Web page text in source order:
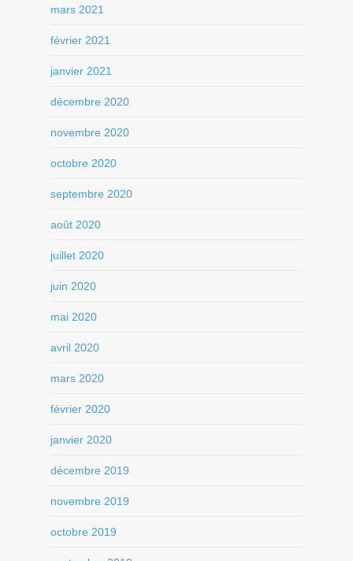
mars 2021
février 2021
janvier 2021
décembre 2020
novembre 2020
octobre 2020
septembre 2020
août 2020
juillet 2020
juin 2020
mai 2020
avril 2020
mars 2020
février 2020
janvier 2020
décembre 2019
novembre 2019
octobre 2019